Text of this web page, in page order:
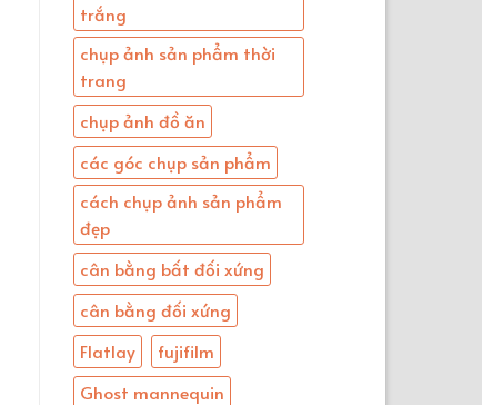
trắng
chụp ảnh sản phẩm thời
trang
chụp ảnh đồ ăn
các góc chụp sản phẩm
cách chụp ảnh sản phẩm
đẹp
cân bằng bất đối xứng
cân bằng đối xứng
Flatlay
fujifilm
Ghost mannequin